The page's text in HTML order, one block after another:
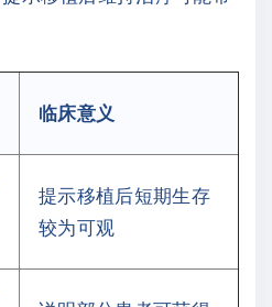
临床意义
提示移植后短期生存
较为可观